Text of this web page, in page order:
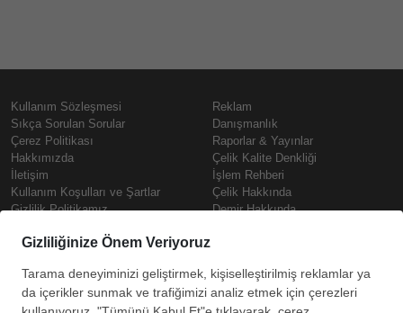
Kullanım Sözleşmesi
Sıkça Sorulan Sorular
Çerez Politikası
Hakkımızda
İletişim
Kullanım Koşulları ve Şartlar
Gizlilik Politikamız
Prime
Reklam
Danışmanlık
Raporlar & Yayınlar
Çelik Kalite Denkliği
İşlem Rehberi
Çelik Hakkında
Demir Hakkında
Çelik Fiyatları
Demir Fiyatları
Copyright © SteelOrbis Elektronik